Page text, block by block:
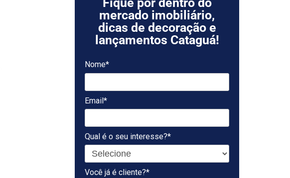
Fique por dentro do
mercado imobiliário,
dicas de decoração e
lançamentos Cataguá!
Nome*
Email*
Qual é o seu interesse?*
Você já é cliente?*